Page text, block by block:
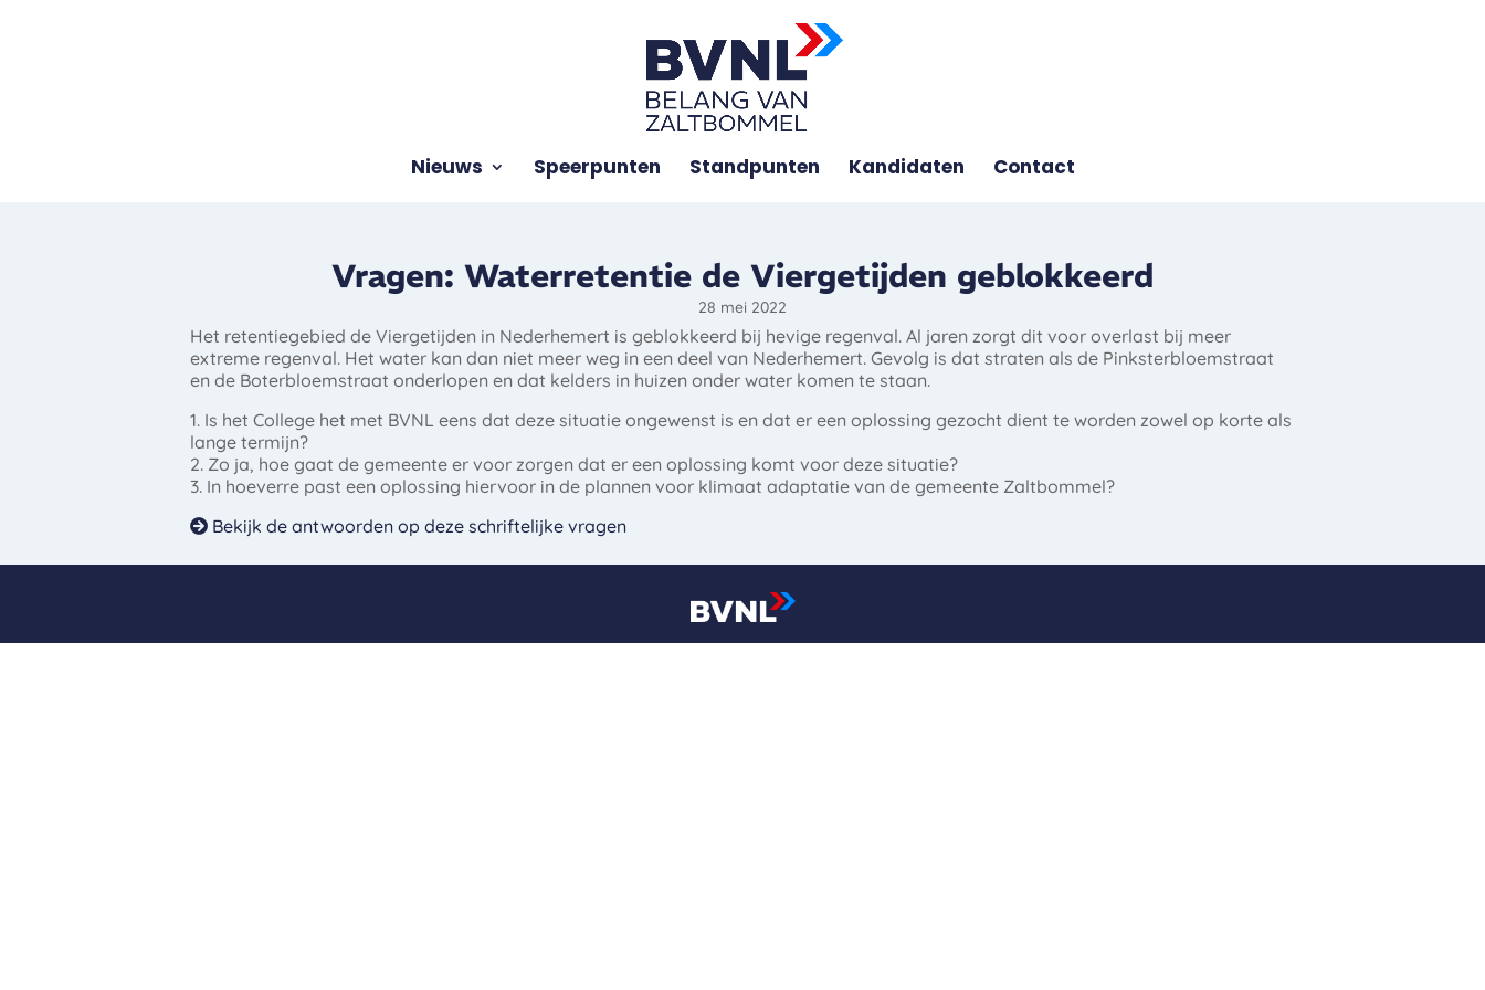
Nieuws Speerpunten Standpunten Kandidaten Contact
Vragen: Waterretentie de Viergetijden geblokkeerd
28 mei 2022
Het retentiegebied de Viergetijden in Nederhemert is geblokkeerd bij hevige regenval. Al jaren zorgt dit voor overlast bij meer
extreme regenval. Het water kan dan niet meer weg in een deel van Nederhemert. Gevolg is dat straten als de Pinksterbloemstraat
en de Boterbloemstraat onderlopen en dat kelders in huizen onder water komen te staan.
1. Is het College het met BVNL eens dat deze situatie ongewenst is en dat er een oplossing gezocht dient te worden zowel op korte als
lange termijn?
2. Zo ja, hoe gaat de gemeente er voor zorgen dat er een oplossing komt voor deze situatie?
3. In hoeverre past een oplossing hiervoor in de plannen voor klimaat adaptatie van de gemeente Zaltbommel?
Bekijk de antwoorden op deze schriftelijke vragen